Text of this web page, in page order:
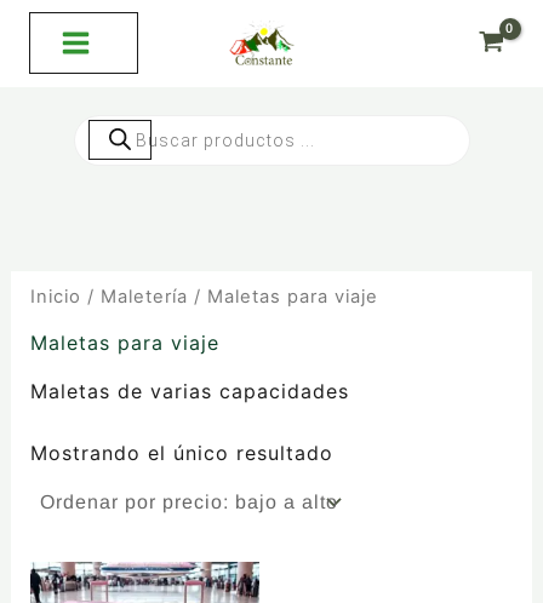
contenido
Búsqueda
productos
Inicio / Maletería / Maletas para viaje
Maletas para viaje
Maletas de varias capacidades
Mostrando el único resultado